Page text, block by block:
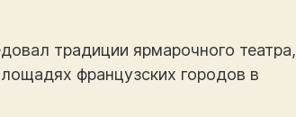
традиции ярмарочного театра,
французских городов в